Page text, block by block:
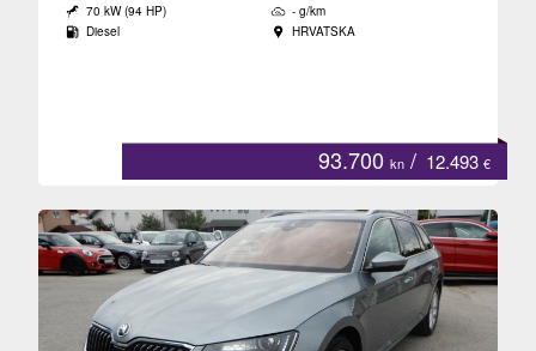
70 kW (94 HP)
- g/km
Diesel
HRVATSKA
93.700 kn / 12.493 €